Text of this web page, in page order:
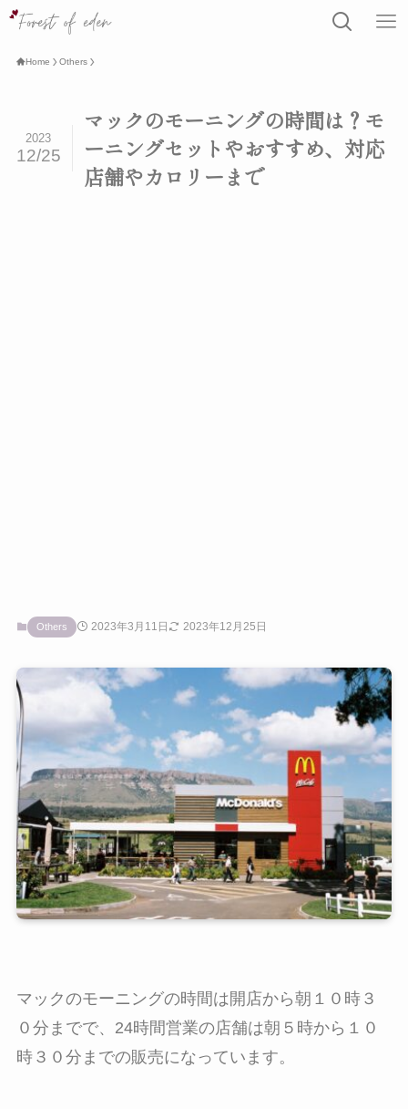
Home Others
マックのモーニングの時間は？モ
ーニングセットやおすすめ、対応
店舗やカロリーまで
2023
12/25
Others 2023年3月11日 2023年12月25日
マックのモーニングの時間は開店から朝１０時３
０分までで、24時間営業の店舗は朝５時から１０
時３０分までの販売になっています。